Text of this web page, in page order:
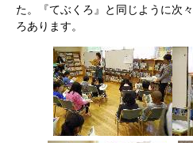
た。『てぶくろ』と同じように次
ろあります。